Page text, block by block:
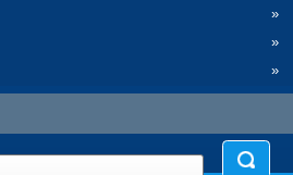
»
»
»